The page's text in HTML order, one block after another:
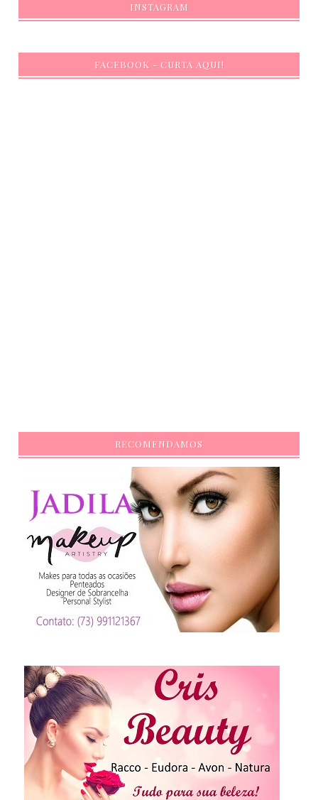
INSTAGRAM
FACEBOOK - CURTA AQUI!
RECOMENDAMOS